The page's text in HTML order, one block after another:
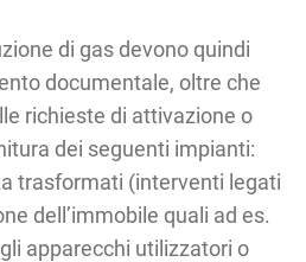
di gas devono quindi
documentale, oltre che
richieste di attivazione o
dei seguenti impianti:
trasformati (interventi legati
dell’immobile quali ad es.
apparecchi utilizzatori o